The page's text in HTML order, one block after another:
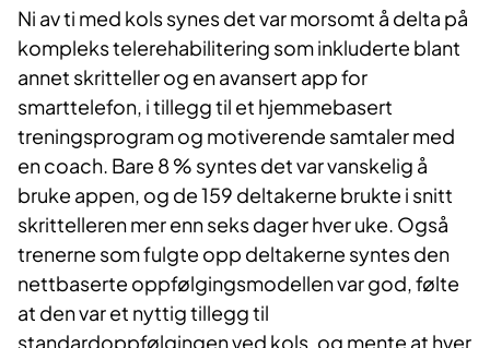
Ni av ti med kols synes det var morsomt å delta på
kompleks telerehabilitering som inkluderte blant
annet skritteller og en avansert app for
smarttelefon, i tillegg til et hjemmebasert
treningsprogram og motiverende samtaler med
en coach. Bare 8 % syntes det var vanskelig å
bruke appen, og de 159 deltakerne brukte i snitt
skrittelleren mer enn seks dager hver uke. Også
trenerne som fulgte opp deltakerne syntes den
nettbaserte oppfølgingsmodellen var god, følte
at den var et nyttig tillegg til
standardoppfølgingen ved kols, og mente at hver